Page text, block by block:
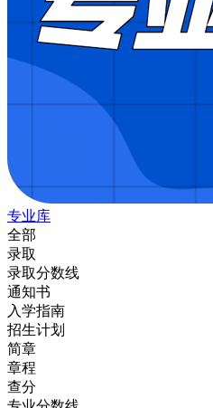
专业库
全部
录取
录取分数线
通知书
入学指南
招生计划
简章
章程
查分